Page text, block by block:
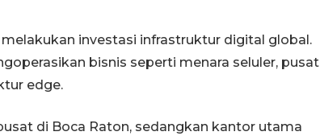
investasi infrastruktur digital global.
bisnis seperti menara seluler, pusat
edge.
di Boca Raton, sedangkan kantor utama